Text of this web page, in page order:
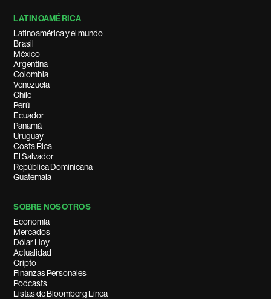
LATINOAMÉRICA
Latinoamérica y el mundo
Brasil
México
Argentina
Colombia
Venezuela
Chile
Perú
Ecuador
Panamá
Uruguay
Costa Rica
El Salvador
República Dominicana
Guatemala
SOBRE NOSOTROS
Economía
Mercados
Dólar Hoy
Actualidad
Cripto
Finanzas Personales
Podcasts
Listas de Bloomberg Línea